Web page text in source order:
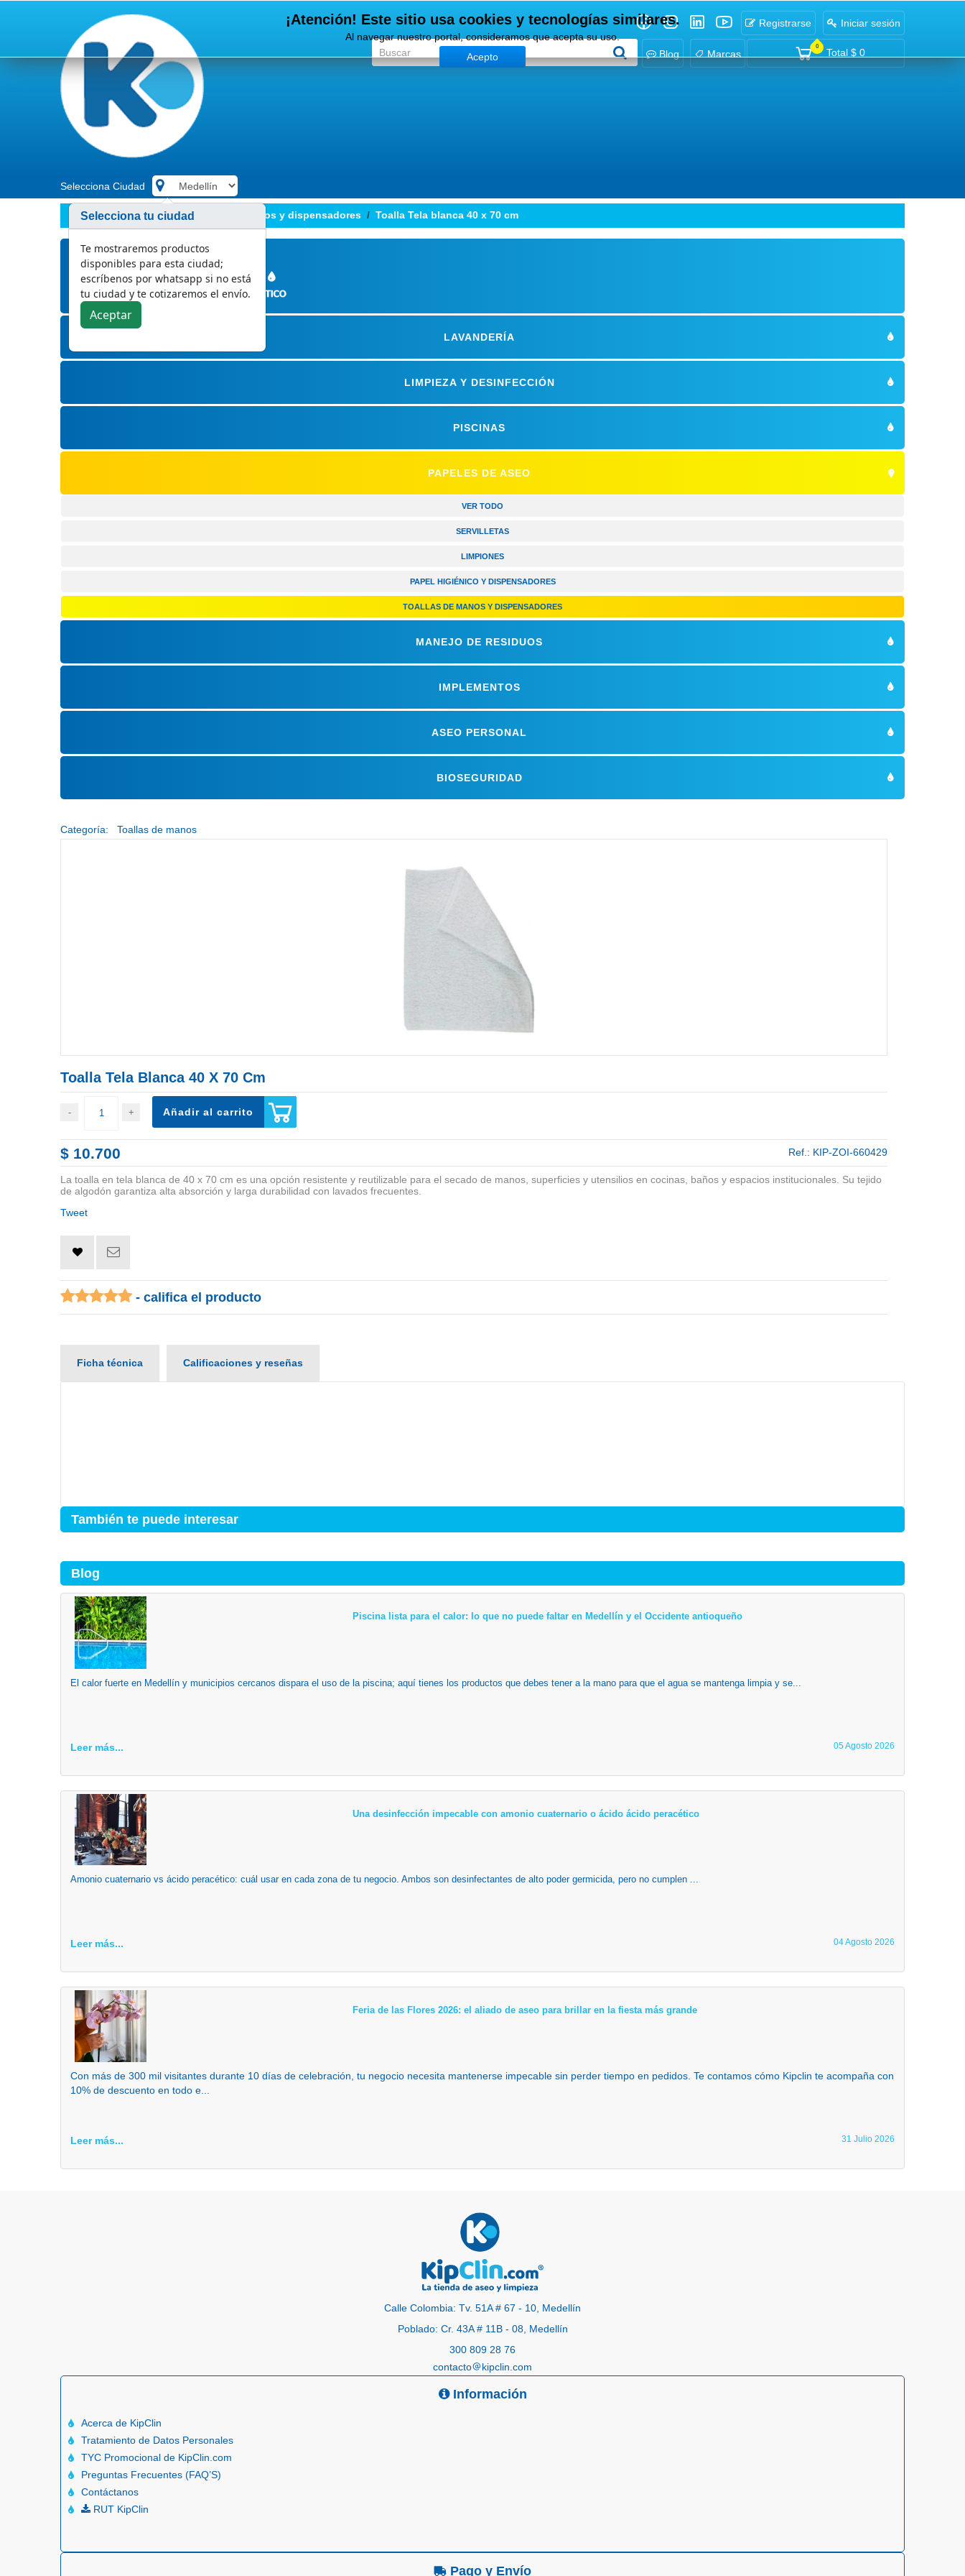
Registrarse Iniciar sesión
0
Total $ 0
Blog Marcas
Selecciona Ciudad
Papeles de aseo Toallas de manos y dispensadores Toalla Tela blanca 40 x 70 cm
LAVANDERÍA
LIMPIEZA Y DESINFECCIÓN
PISCINAS
PAPELES DE ASEO
VER TODO
SERVILLETAS
LIMPIONES
PAPEL HIGIÉNICO Y DISPENSADORES
TOALLAS DE MANOS Y DISPENSADORES
MANEJO DE RESIDUOS
IMPLEMENTOS
ASEO PERSONAL
BIOSEGURIDAD
Categoría: Toallas de manos
Toalla Tela Blanca 40 X 70 Cm
Añadir al carrito
$ 10.700 Ref.: KIP-ZOI-660429
La toalla en tela blanca de 40 x 70 cm es una opción resistente y reutilizable para el secado de manos, superficies y utensilios en cocinas, baños y espacios institucionales. Su tejido
de algodón garantiza alta absorción y larga durabilidad con lavados frecuentes.
Tweet
- califica el producto
Ficha técnica Calificaciones y reseñas
También te puede interesar
¡Atención! Este sitio usa cookies y tecnologías similares.
Al navegar nuestro portal, consideramos que acepta su uso.
Acepto
Blog
Piscina lista para el calor: lo que no puede faltar en Medellín y el Occidente antioqueño
El calor fuerte en Medellín y municipios cercanos dispara el uso de la piscina; aquí tienes los productos que debes tener a la mano para que el agua se mantenga limpia y se...
Leer más... 05 Agosto 2026
Una desinfección impecable con amonio cuaternario o ácido ácido peracético
Amonio cuaternario vs ácido peracético: cuál usar en cada zona de tu negocio. Ambos son desinfectantes de alto poder germicida, pero no cumplen ...
Leer más... 04 Agosto 2026
Feria de las Flores 2026: el aliado de aseo para brillar en la fiesta más grande
Con más de 300 mil visitantes durante 10 días de celebración, tu negocio necesita mantenerse impecable sin perder tiempo en pedidos. Te contamos cómo Kipclin te acompaña con
10% de descuento en todo e...
Leer más... 31 Julio 2026
Calle Colombia: Tv. 51A # 67 - 10, Medellín
Poblado: Cr. 43A # 11B - 08, Medellín
300 809 28 76
contacto
kipclin.com
Información
Acerca de KipClin
Tratamiento de Datos Personales
TYC Promocional de KipClin.com
Preguntas Frecuentes (FAQ’S)
Contáctanos
RUT KipClin
Pago y Envío
Selecciona tu ciudad
Te mostraremos productos
disponibles para esta ciudad;
escríbenos por whatsapp si no está
tu ciudad y te cotizaremos el envío.
Aceptar